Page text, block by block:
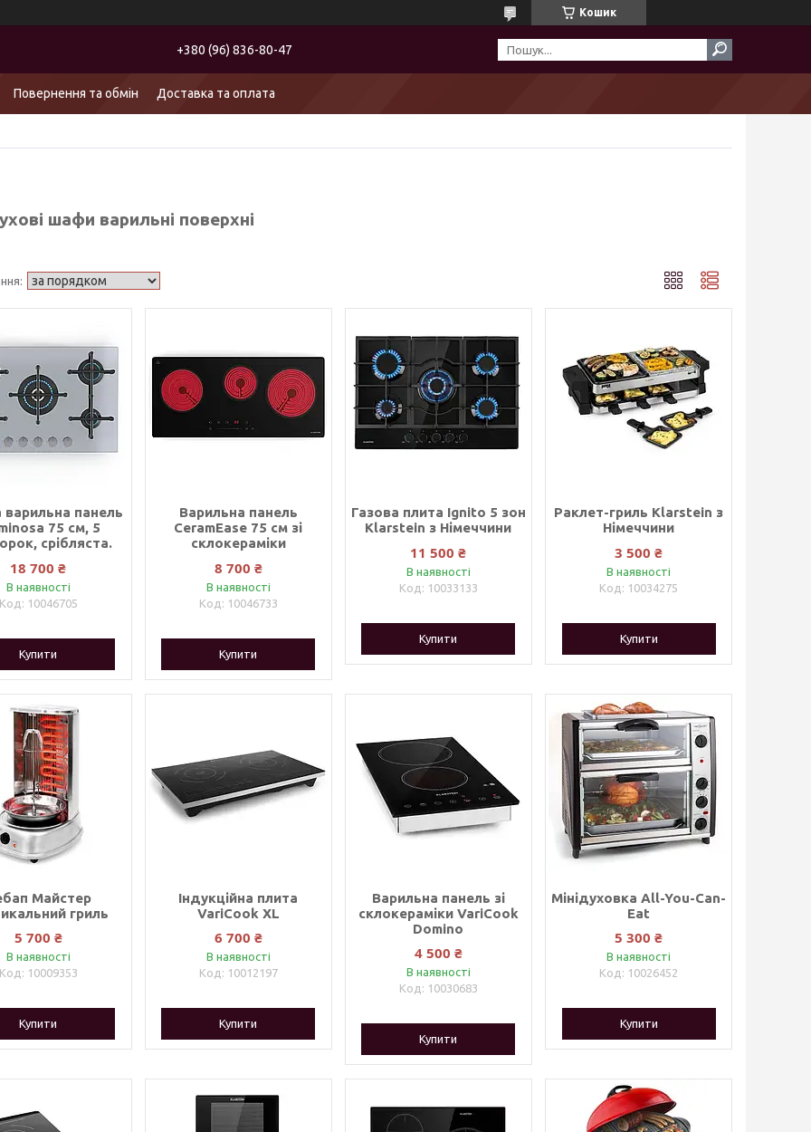
Кошик
+380 (96) 836-80-47
Повернення та обмін Доставка та оплата
шафи варильні поверхні
варильна панель
75 см, 5
срібляста.
18 700 ₴
В наявності
10046705
Купити
Варильна панель
CeramEase 75 см зі
склокераміки
8 700 ₴
В наявності
10046733
Купити
Газова плита Ignito 5 зон
Klarstein з Німеччини
11 500 ₴
В наявності
10033133
Купити
Раклет-гриль Klarstein з
Німеччини
3 500 ₴
В наявності
10034275
Купити
Майстер
гриль
5 700 ₴
В наявності
10009353
Купити
Індукційна плита
VariCook XL
6 700 ₴
В наявності
10012197
Купити
Варильна панель зі
склокераміки VariCook
Domino
4 500 ₴
В наявності
10030683
Купити
Мінідуховка All-You-Can-
Eat
5 300 ₴
В наявності
10026452
Купити